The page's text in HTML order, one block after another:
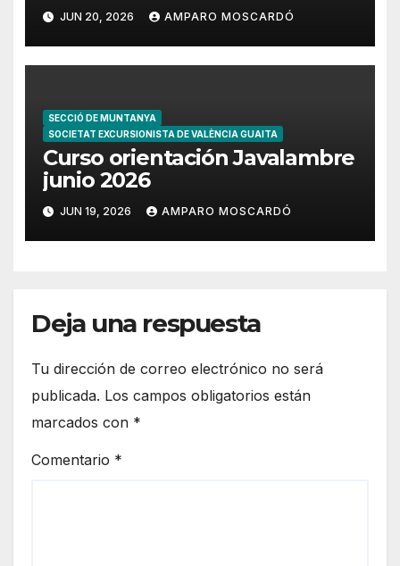
JUN 20, 2026 AMPARO MOSCARDÓ
SECCIÓ DE MUNTANYA
SOCIETAT EXCURSIONISTA DE VALÈNCIA GUAITA
Curso orientación Javalambre
junio 2026
JUN 19, 2026 AMPARO MOSCARDÓ
Deja una respuesta
Tu dirección de correo electrónico no será
publicada. Los campos obligatorios están
marcados con *
Comentario *